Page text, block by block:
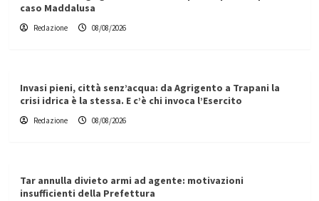
caso Maddalusa
Redazione 08/08/2026
Invasi pieni, città senz’acqua: da Agrigento a Trapani la
crisi idrica è la stessa. E c’è chi invoca l’Esercito
Redazione 08/08/2026
Tar annulla divieto armi ad agente: motivazioni
insufficienti della Prefettura